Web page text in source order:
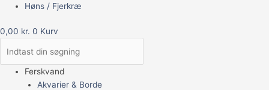
Høns / Fjerkræ
0,00 kr. 0 Kurv
Ferskvand
Akvarier & Borde